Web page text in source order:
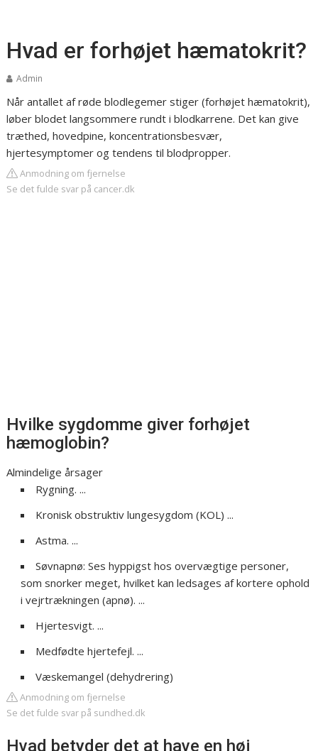
Hvad er forhøjet hæmatokrit?
Admin
Når antallet af røde blodlegemer stiger (forhøjet hæmatokrit),
løber blodet langsommere rundt i blodkarrene. Det kan give
træthed, hovedpine, koncentrationsbesvær,
hjertesymptomer og tendens til blodpropper.
Anmodning om fjernelse
Se det fulde svar på cancer.dk
Hvilke sygdomme giver forhøjet
hæmoglobin?
Almindelige årsager
Rygning. ...
Kronisk obstruktiv lungesygdom (KOL) ...
Astma. ...
Søvnapnø: Ses hyppigst hos overvægtige personer,
som snorker meget, hvilket kan ledsages af kortere ophold
i vejrtrækningen (apnø). ...
Hjertesvigt. ...
Medfødte hjertefejl. ...
Væskemangel (dehydrering)
Anmodning om fjernelse
Se det fulde svar på sundhed.dk
Hvad betyder det at have en høj